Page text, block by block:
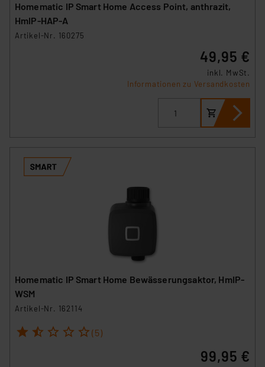
Homematic IP Smart Home Access Point, anthrazit,
HmIP-HAP-A
Artikel-Nr. 160275
49,95 €
inkl. MwSt.
Informationen zu Versandkosten
Homematic IP Smart Home Bewässerungsaktor, HmIP-
WSM
Artikel-Nr. 162114
1 2 3 4 5 (5)
99,95 €